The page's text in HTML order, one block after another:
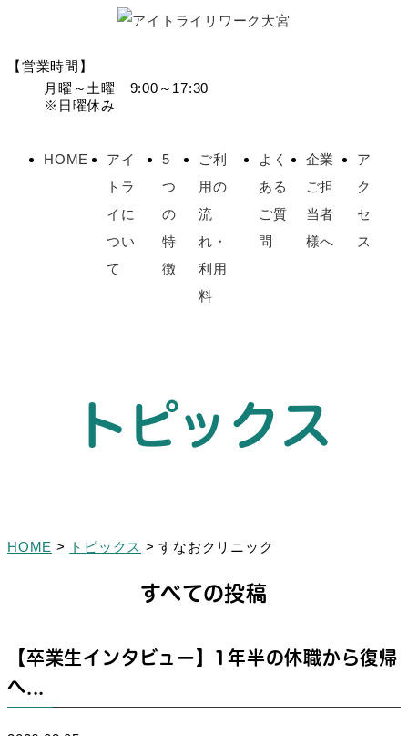
【営業時間】
月曜～土曜 9:00～17:30
※日曜休み
HOME
アイ
トラ
イに
つい
て
5
つ
の
特
徴
ご利
用の
流
れ・
利用
料
よく
ある
ご質
問
企業
ご担
当者
様へ
ア
ク
セ
ス
トピックス
HOME > トピックス >すなおクリニック
すべての投稿
【卒業生インタビュー】1年半の休職から復帰
へ...